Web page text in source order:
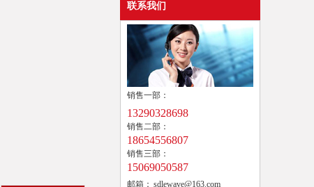
联系我们
销售一部：
13290328698
销售二部：
18654556807
销售三部：
15069050587
邮箱： sdlewave@163.com